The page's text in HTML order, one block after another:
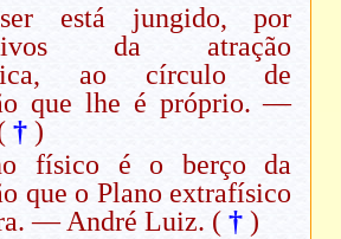
está jungido, por
da atração
ao círculo de
que lhe é próprio. —
† )
físico é o berço da
que o Plano extrafísico
— André Luiz. († )